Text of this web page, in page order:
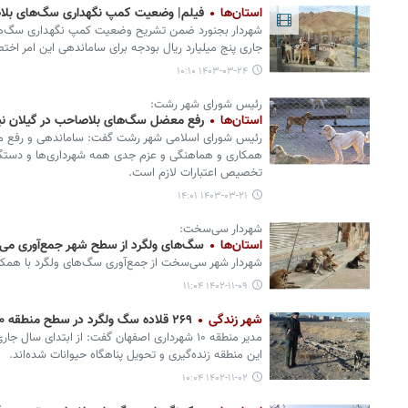
استان‌ها فیلم| وضعیت کمپ نگهداری سگ‌های
شهردار بجنورد ضمن تشریح وضعیت کمپ نگهداری
جاری پنج میلیارد ریال بودجه برای ساماندهی این امر
۱۴۰۳-۰۳-۲۴ ۱۰:۱۰
رئیس شورای شهر رشت:
استان‌ها رفع معضل سگ‌های بلاصاحب در گیلان
رئیس شورای اسلامی شهر رشت گفت: ساماندهی و رفع
همکاری و هماهنگی و عزم جدی همه شهرداری‌ها و
تخصیص اعتبارات لازم است.
۱۴۰۳-۰۳-۲۱ ۱۴:۰۱
شهردار سی‌سخت:
استان‌ها سگ‌های ولگرد از سطح شهر جمع‌آوری
شهردار شهر سی‌سخت از جمع‌آوری سگ‌های ولگرد با
۱۴۰۲-۱۱-۰۹ ۱۱:۰۴
شهر زندگی ۲۶۹ قلاده سگ ولگرد در سطح منطقه ۱۰ اصفهان زنده‌گیری شد
این منطقه زنده‌گیری و تحویل پناهگاه حیوانات شده‌اند.
۱۴۰۲-۱۱-۰۲ ۱۰:۰۴